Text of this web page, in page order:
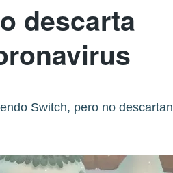
descarta
Switch, pero no descartan